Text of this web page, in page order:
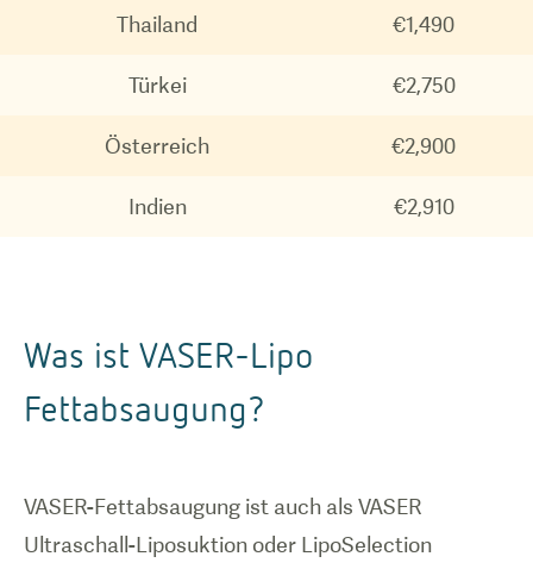
Thailand €1,490
Türkei €2,750
Österreich €2,900
Indien €2,910
Was ist VASER-Lipo
Fettabsaugung?
VASER-Fettabsaugung ist auch als VASER
Ultraschall-Liposuktion oder LipoSelection